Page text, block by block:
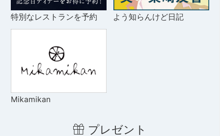
特別なレストランを予約 よう知らんけど日記
Mikamikan
プレゼント